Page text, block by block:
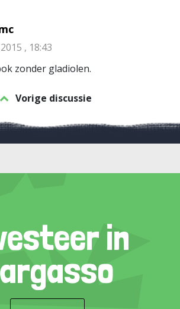
, 18:43
zonder gladiolen.
Vorige discussie
in